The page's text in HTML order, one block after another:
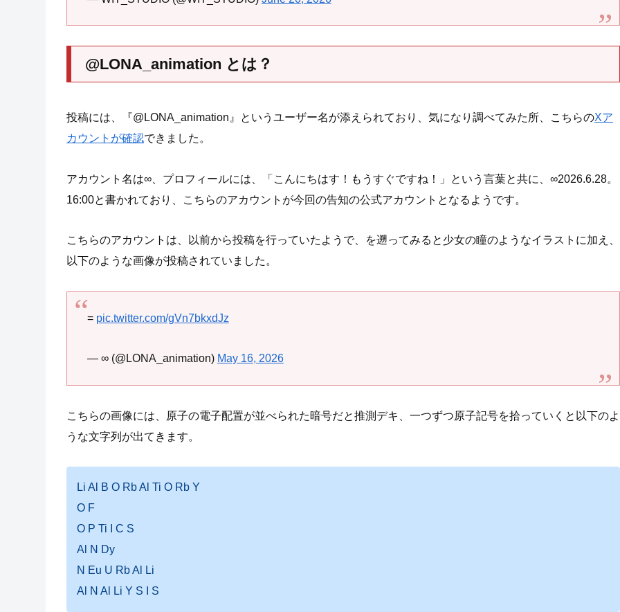
@LONA_animation とは？
投稿には、『@LONA_animation』というユーザー名が添えられており、気になり調べてみた所、こちらのXア
カウントが確認できました。
アカウント名は∞、プロフィールには、「こんにちはす！もうすぐですね！」という言葉と共に、∞2026.6.28。
16:00と書かれており、こちらのアカウントが今回の告知の公式アカウントとなるようです。
こちらのアカウントは、以前から投稿を行っていたようで、を遡ってみると少女の瞳のようなイラストに加え、
以下のような画像が投稿されていました。
= pic.twitter.com/gVn7bkxdJz
— ∞ (@LONA_animation) May 16, 2026
こちらの画像には、原子の電子配置が並べられた暗号だと推測デキ、一つずつ原子記号を拾っていくと以下のよ
うな文字列が出てきます。
Li Al B O Rb Al Ti O Rb Y
O F
O P Ti I C S
Al N Dy
N Eu U Rb Al Li
Al N Al Li Y S I S